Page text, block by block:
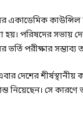
একাডেমিক কাউন্সিল
হয়। পরিষদের সভায়
ভর্তি পরীক্ষার
দেশের শীর্ষস্থানীয়
নিয়েছেন। সে